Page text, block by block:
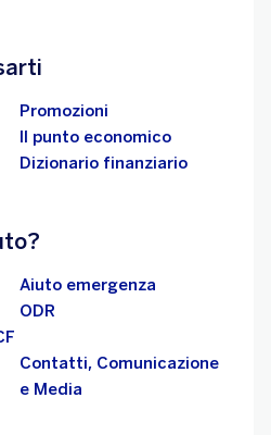
Promozioni
Il punto economico
Dizionario finanziario
Aiuto emergenza
ODR
Contatti, Comunicazione
e Media